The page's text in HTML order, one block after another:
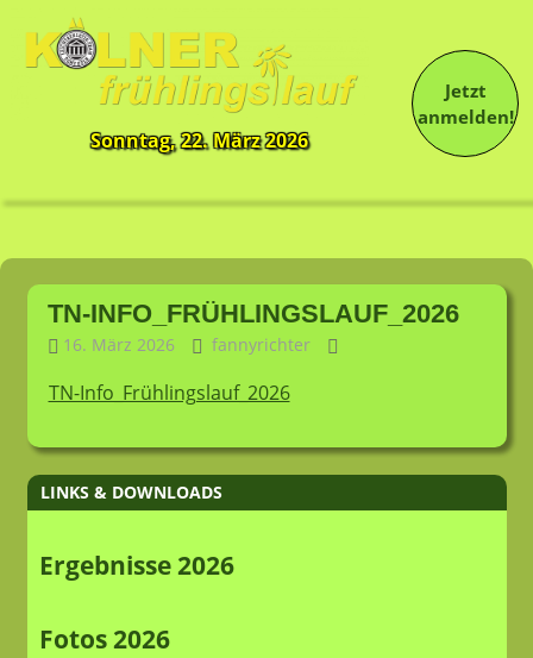
Sonntag, 22. März 2026
Jetzt
anmelden!
Zum
Inhalt
springenTN-INFO_FRÜHLINGSLAUF_2026
16. März 2026 fannyrichter
TN-Info_Frühlingslauf_2026
LINKS & DOWNLOADS
Ergebnisse 2026
Fotos 2026